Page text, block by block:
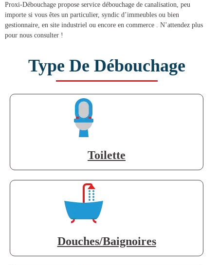
Proxi-Débouchage propose service débouchage de canalisation , peu
importe si vous êtes un particulier, syndic d’immeubles ou bien
gestionnaire, en site industriel ou encore en commerce . N’attendez plus
pour nous consulter !
Type De Débouchage
Toilette
Douches/Baignoires